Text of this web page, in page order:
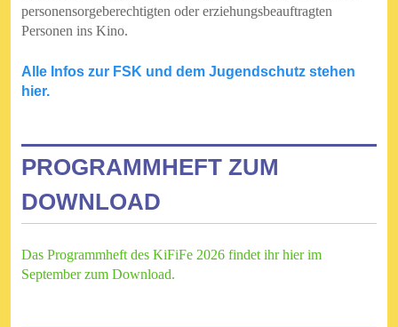
personensorgeberechtigten oder erziehungsbeauftragten
Personen ins Kino.
Alle Infos zur FSK und dem Jugendschutz stehen
hier.
PROGRAMMHEFT ZUM
DOWNLOAD
Das Programmheft des KiFiFe 2026 findet ihr hier im
September zum Download.